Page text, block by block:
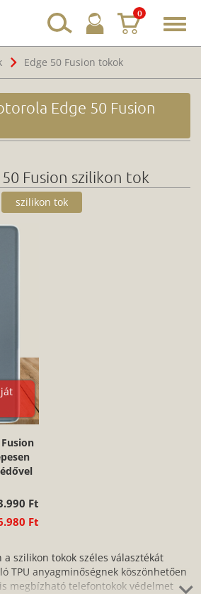
0
Edge 50 Fusion tokok
Edge 50 Fusion
Fusion szilikon tok
szilikon tok
Ft
Ft
szilikon tokok széles választékát
TPU anyagminőségnek köszönhetően
megbízható telefontokok védelmet